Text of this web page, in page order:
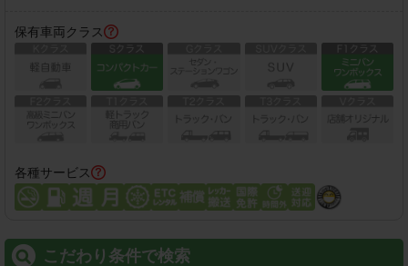
保有車両クラス
各種サービス
こだわり条件で検索